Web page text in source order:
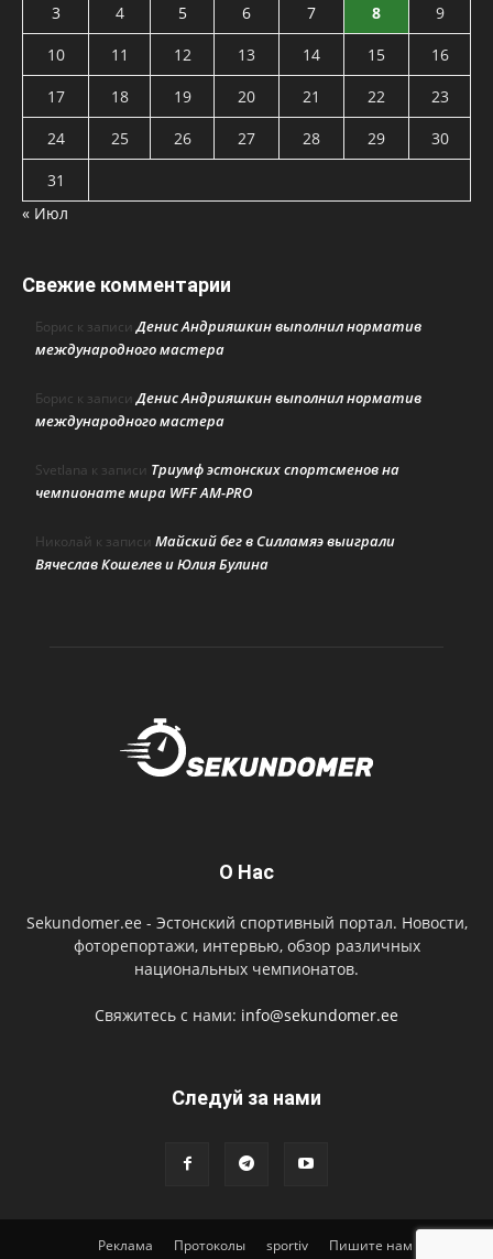
3
4 5 6 7 8
9
10
11 12 13 14 15
16
17
18 19 20 21 22
23
24
25 26 27 28 29
30
31
« Июл
Свежие комментарии
Борис к записиДенис Андрияшкин выполнил норматив
международного мастера
Борис к записиДенис Андрияшкин выполнил норматив
международного мастера
Svetlana к записи Триумф эстонских спортсменов на
чемпионате мира WFF AM-PRO
Николай к записи Майский бег в Силламяэ выиграли
Вячеслав Кошелев и Юлия Булина
О Нас
Sekundomer.ee - Эстонский спортивный портал. Новости,
фоторепортажи, интервью, обзор различных
национальных чемпионатов.
Свяжитесь с нами: info@sekundomer.ee
Cледуй за нами
Реклама Протоколы sportiv Пишите нам